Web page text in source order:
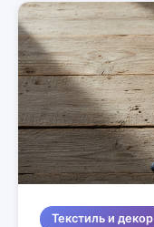
Текстиль и декор